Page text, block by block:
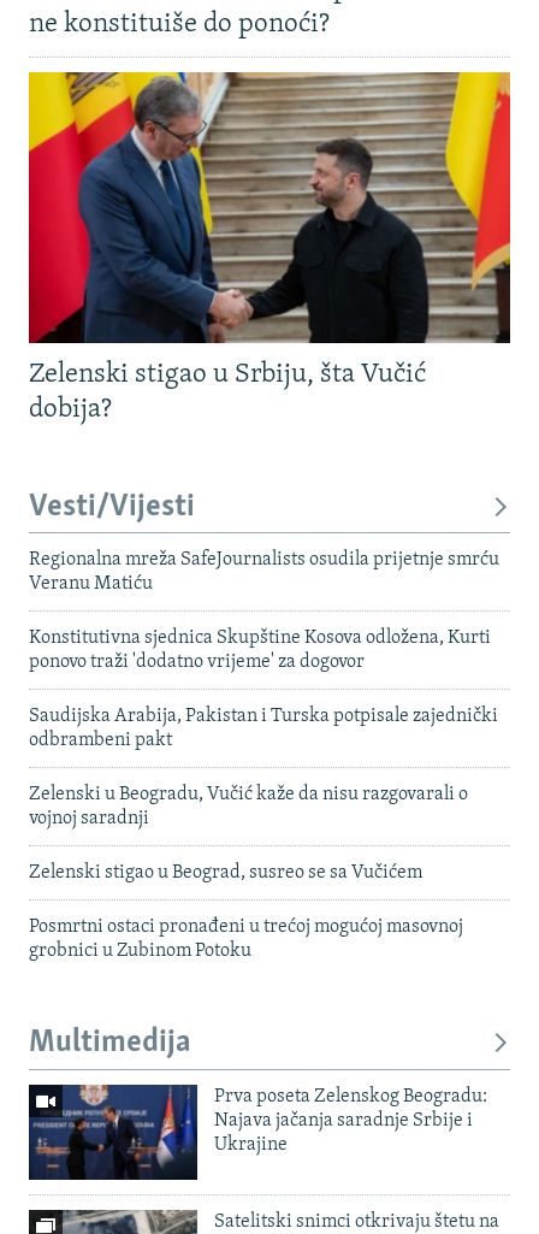
ne konstituiše do ponoći?
Zelenski stigao u Srbiju, šta Vučić
dobija?
Vesti/Vijesti
Regionalna mreža SafeJournalists osudila prijetnje smrću
Veranu Matiću
Konstitutivna sjednica Skupštine Kosova odložena, Kurti
ponovo traži 'dodatno vrijeme' za dogovor
Saudijska Arabija, Pakistan i Turska potpisale zajednički
odbrambeni pakt
Zelenski u Beogradu, Vučić kaže da nisu razgovarali o
vojnoj saradnji
Zelenski stigao u Beograd, susreo se sa Vučićem
Posmrtni ostaci pronađeni u trećoj mogućoj masovnoj
grobnici u Zubinom Potoku
Multimedija
Prva poseta Zelenskog Beogradu:
Najava jačanja saradnje Srbije i
Ukrajine
Satelitski snimci otkrivaju štetu na